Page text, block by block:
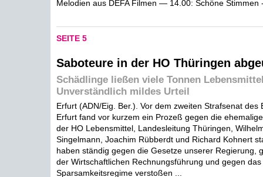
Melodien aus DEFA Filmen — 14.00: Schöne Stimmen
SEITE 5
Saboteure in der HO Thüringen
Schädlinge ließen viele Tonnen
Unverständlich mildes Urteil
Erfurt (ADN/Eig. Ber.). Vor dem zweiten Strafsenat des
Erfurt fand vor kurzem ein Prozeß gegen die
der HO Lebensmittel, Landesleitung Thüringen,
Singelmann, Joachim Rübberdt und Richard Kohnert
haben ständig gegen die Gesetze unserer Regierung,
der Wirtschaftlichen Rechnungsführung und gegen das
Sparsamkeitsregime verstoßen ...